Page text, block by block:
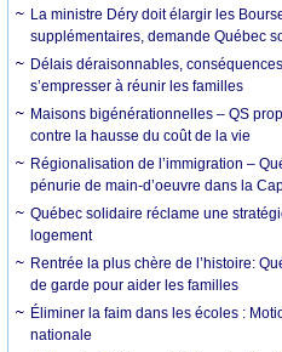
La ministre Déry doit élargir les
supplémentaires, demande Québec
Délais déraisonnables,
s’empresser à réunir les familles
Maisons bigénérationnelles – QS
contre la hausse du coût de la vie
Régionalisation de l’immigration –
pénurie de main-d’oeuvre dans la
Québec solidaire réclame une
logement
Rentrée la plus chère de l’histoire:
de garde pour aider les familles
Éliminer la faim dans les écoles :
nationale